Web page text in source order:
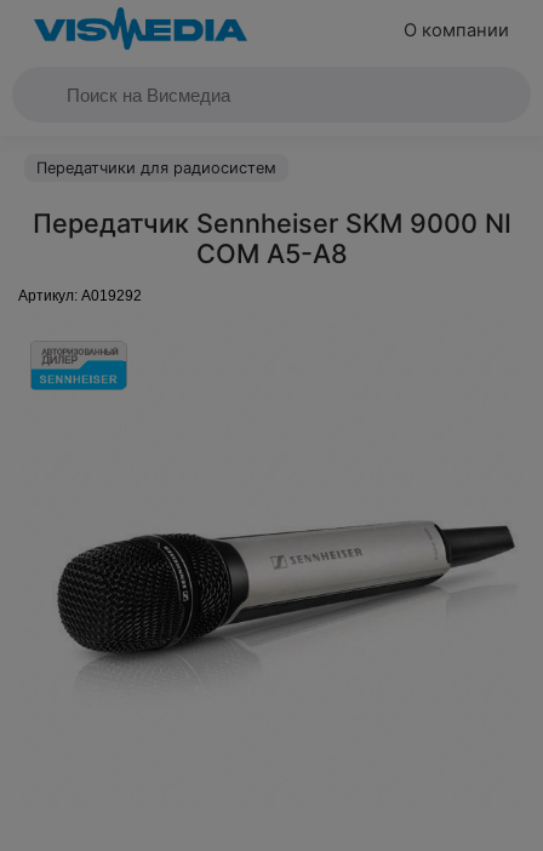
О компании
Передатчики для радиосистем
Передатчик Sennheiser SKM 9000 NI
COM A5-A8
Артикул: A019292